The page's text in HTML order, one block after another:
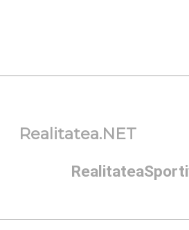
Realitatea.NET